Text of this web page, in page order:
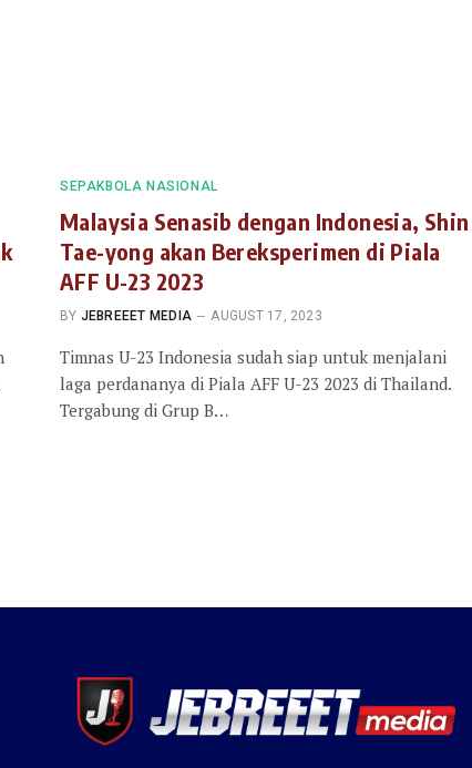
SEPAKBOLA NASIONAL
Malaysia Senasib dengan Indonesia, Shin
Tae-yong akan Bereksperimen di Piala
AFF U-23 2023
BY JEBREEET MEDIA AUGUST 17, 2023
Timnas U-23 Indonesia sudah siap untuk menjalani
laga perdananya di Piala AFF U-23 2023 di Thailand.
Tergabung di Grup B…